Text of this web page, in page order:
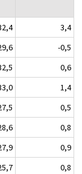
3,4
-0,5
0,6
1,4
0,5
0,8
0,9
0,8